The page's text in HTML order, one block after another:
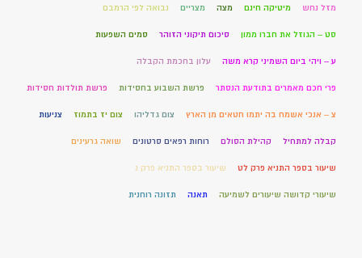
מזל נחש מיטיקה חינם מצה מצריים נבואה לפי הרמבם
סט – הגוזל את חברו ממון סיכום תיקוני הזוהר סמים השפעות
ע – ויהי ביום השמיני קרא משה עלון בחכמת הקבלה
פרי חכם מאמרים בתודעת הנסתר פרשת השבוע בחסידות פרשת תולדות חסידות
צ – אנכי אשמח בה יתמו חטאים מן הארץ צום גדליהו צום יז בתמוז צניעות
קבלה למתחיל קהילת הסולם רוחות רפאים סרטונים שואה גרעינים
שיעור בספר התניא פרק לט שיעור בספר התניא פרק נ
שיעורי קדושה שיעורים לשמיעה תאנה תזונה רוחנית